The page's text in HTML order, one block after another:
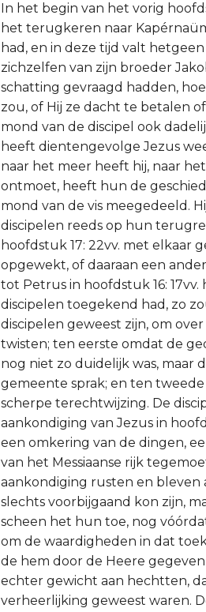
In het begin van het vorig
het terugkeren naar
had, en in deze tijd valt
zichzelfen van zijn broeder
schatting gevraagd hadden,
zou, of Hij ze dacht te betalen
mond van de discipel ook
heeft dientengevolge Jezus
naar het meer heeft hij, naar
ontmoet, heeft hun de
mond van de vis meegedeeld.
discipelen reeds op hun
hoofdstuk 17: 22vv. met elkaar
opgewekt, of daaraan een
tot Petrus in hoofdstuk 16:
discipelen toegekend had, zo
discipelen geweest zijn, om
twisten; ten eerste omdat de
nog niet zo duidelijk was, maar
gemeente sprak; en ten
scherpe terechtwijzing. De
aankondiging van Jezus in
een omkering van de dingen,
van het Messiaanse rijk
aankondiging rusten en
slechts voorbijgaand kon zijn,
scheen het hun toe, nog
om de waardigheden in dat
de hem door de Heere
echter gewicht aan hechtten,
verheerlijking geweest waren.